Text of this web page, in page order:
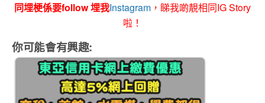
同埋梗係要follow 埋我Instagram ，睇我啲靚相同IG Story
啦！
你可能會有興趣: